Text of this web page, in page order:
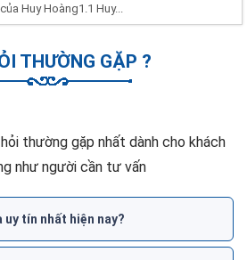
Huy Hoàng1.1 Huy...
THƯỜNG GẶP ?
thường gặp nhất dành cho khách
như người cần tư vấn
uy tín nhất hiện nay?